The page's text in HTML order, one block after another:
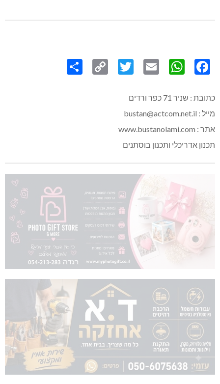
Link
כתובת : שניר 71 כפר ורדים
מייל : bustan@actcom.net.il
אתר : www.bustanolami.com
תכנון אדריכלי ותכנון בוסתנים